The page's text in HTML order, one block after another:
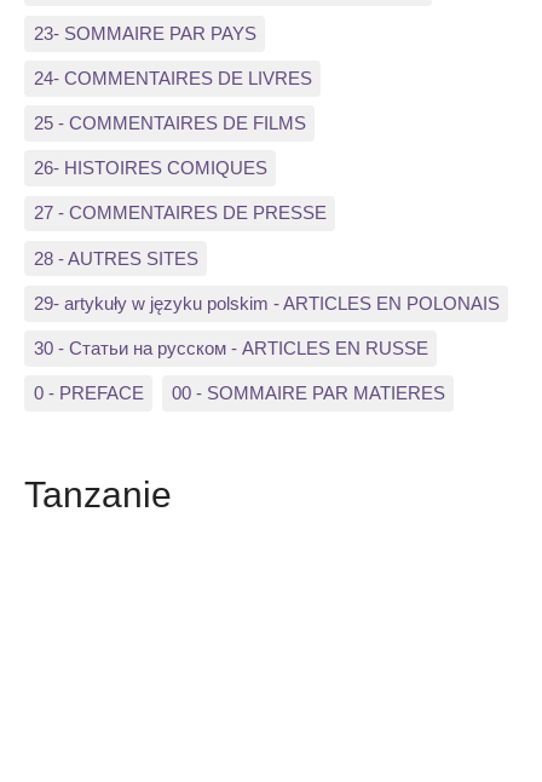
23- SOMMAIRE PAR PAYS
24- COMMENTAIRES DE LIVRES
25 - COMMENTAIRES DE FILMS
26- HISTOIRES COMIQUES
27 - COMMENTAIRES DE PRESSE
28 - AUTRES SITES
29- artykuły w języku polskim - ARTICLES EN POLONAIS
30 - Статьи на русском - ARTICLES EN RUSSE
0 - PREFACE 00 - SOMMAIRE PAR MATIERES
Tanzanie